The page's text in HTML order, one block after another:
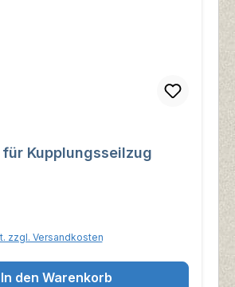
Kupplungsseilzug
zzgl. Versandkosten
In den Warenkorb